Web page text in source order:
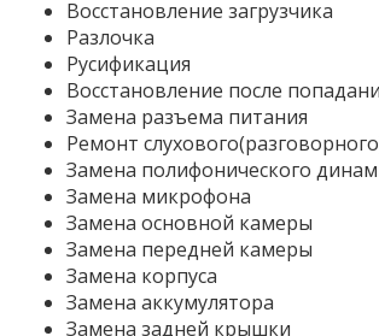
Восстановление загрузчика
Разлочка
Русификация
Восстановление после
Замена разъема питания
Ремонт
Замена полифонического
Замена микрофона
Замена основной камеры
Замена передней камеры
Замена корпуса
Замена аккумулятора
Замена задней крышки